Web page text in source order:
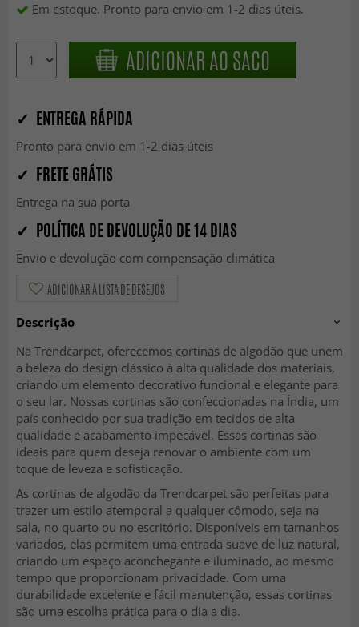
Em estoque. Pronto para envio em 1-2 dias úteis.
ADICIONAR AO SACO
✓ ENTREGA RÁPIDA
Pronto para envio em 1-2 dias úteis
✓ FRETE GRÁTIS
Entrega na sua porta
✓ POLÍTICA DE DEVOLUÇÃO DE 14 DIAS
Envio e devolução com compensação climática
ADICIONAR À LISTA DE DESEJOS
Descrição
Na Trendcarpet, oferecemos cortinas de algodão que unem
a beleza do design clássico à alta qualidade dos materiais,
criando um elemento decorativo funcional e elegante para
o seu lar. Nossas cortinas são confeccionadas na Índia, um
país conhecido por sua tradição em tecidos de alta
qualidade e acabamento impecável. Essas cortinas são
ideais para quem deseja renovar o ambiente com um
toque de leveza e sofisticação.
As cortinas de algodão da Trendcarpet são perfeitas para
trazer um estilo atemporal a qualquer cômodo, seja na
sala, no quarto ou no escritório. Disponíveis em tamanhos
variados, elas permitem uma entrada suave de luz natural,
criando um espaço aconchegante e iluminado, ao mesmo
tempo que proporcionam privacidade. Com uma
durabilidade excelente e fácil manutenção, essas cortinas
são uma escolha prática para o dia a dia.